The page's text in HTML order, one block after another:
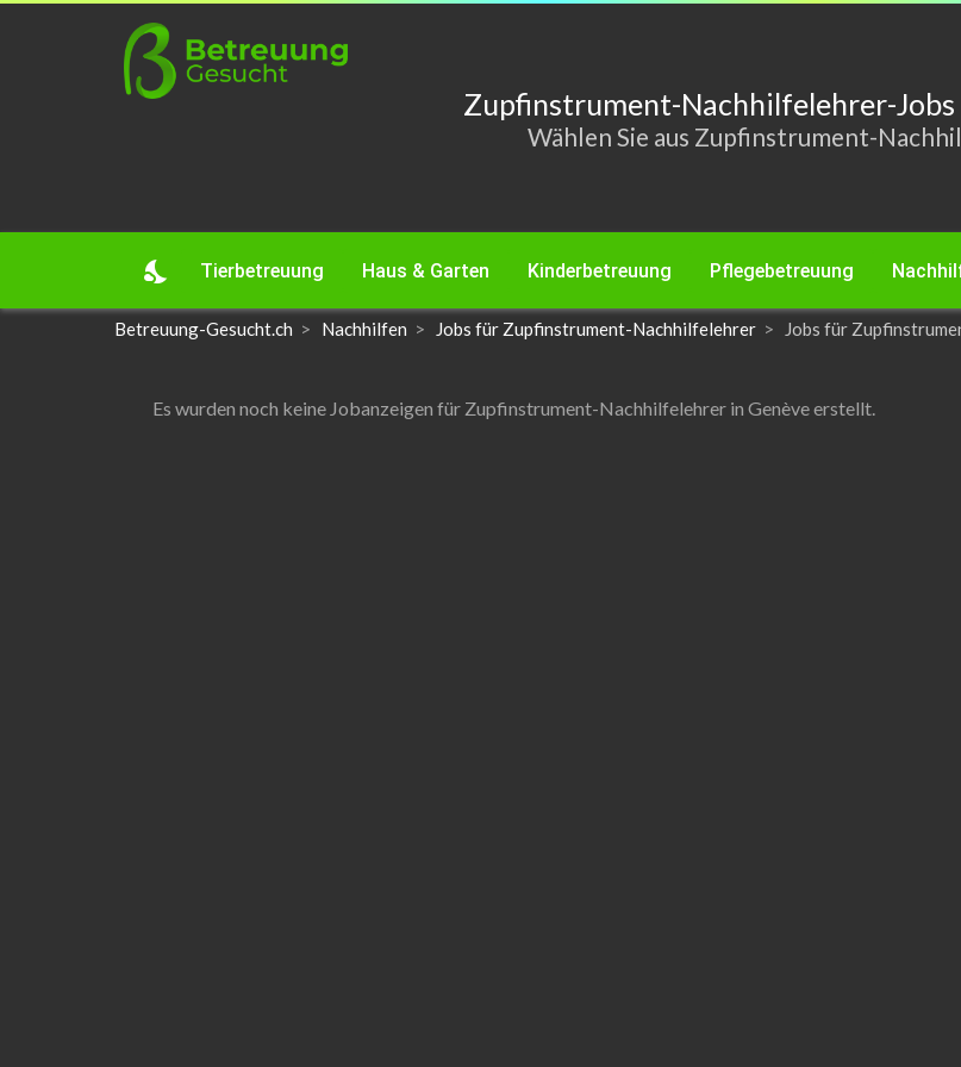
Zupfinstrument-Nachhilfelehrer-Jobs
Wählen Sie aus Zupfinstrument-
nights_stay Tierbetreuung Haus & Garten Kinderbetreuung Pflegebetreuung
Betreuung-Gesucht.ch Nachhilfen Jobs für Zupfinstrument-Nachhilfelehrer Jobs für
Es wurden noch keine Jobanzeigen für Zupfinstrument-Nachhilfelehrer in Genève erstellt.